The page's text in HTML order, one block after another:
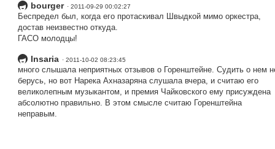
bourger · 2011-09-29 00:02:27
Беспредел был, когда его протаскивал Швыдкой мимо оркестра,
достав неизвестно откуда.
ГАСО молодцы!
Insaria · 2011-10-02 08:23:45
много слышала неприятных отзывов о Горенштейне. Судить о нем
берусь, но вот Нарека Ахназаряна слушала вчера, и считаю его
великолепным музыкантом, и премия Чайковского ему присуждена
абсолютно правильно. В этом смысле считаю Горенштейна
неправым.